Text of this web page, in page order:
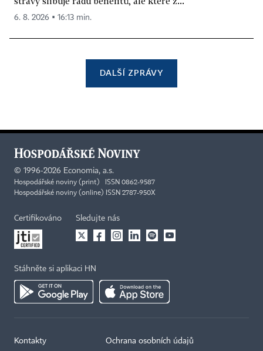
6. 8. 2026 ▪ 16:13 min.
DALŠÍ ZPRÁVY
© 1996-2026 Economia, a.s.
Hospodářské noviny (print) ISSN 0862-9587
Hospodářské noviny (online) ISSN 2787-950X
Certifikováno Sledujte nás
Stáhněte si aplikaci HN
Kontakty Ochrana osobních údajů